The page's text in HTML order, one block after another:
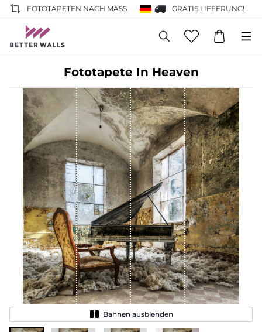
FOTOTAPETEN NACH MASS GRATIS LIEFERUNG!
Fototapete In Heaven
Bahnen ausblenden